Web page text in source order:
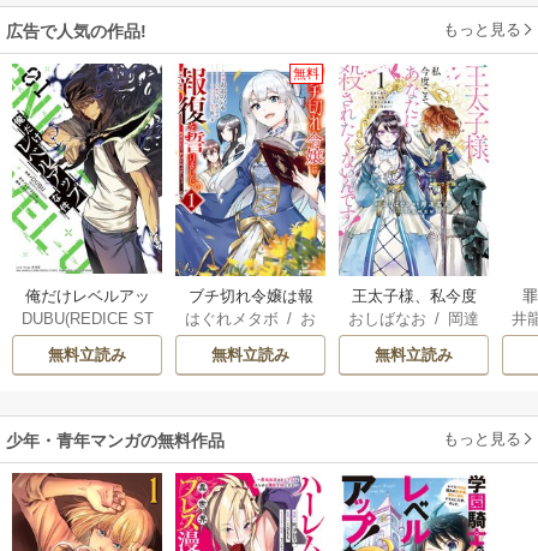
広告で人気の作品! もっと見る
俺だけレベルアッ
プな件
DUBU(REDICE ST
UDIO)
/ Chugong
h-goon
無料立読み
無料
ブチ切れ令嬢は報
復を誓いました。
はぐれメタボ / お
おのいも /
無料立読み
王太子様、私今度
こそあなたに殺さ
れたくないんで
す！ ～聖女に嵌め
二度目は串刺し回
避します！～
おしばなお / 岡達
英茉
/ 先崎真琴
無料立読み
井
少年・青年マンガの無料作品 もっと見る